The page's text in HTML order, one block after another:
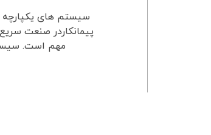
سیستم های یکپارچه
پیمانکاردر صنعت
مهم است.